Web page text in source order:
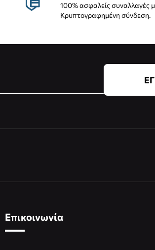
100% ασφαλείς συναλλαγές
Κρυπτογραφημένη σύνδεση.
Επικοινωνία